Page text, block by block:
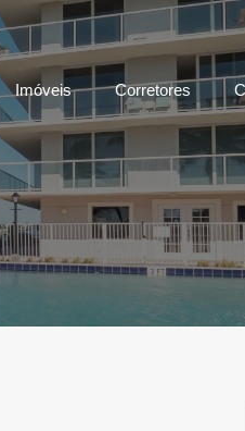
Imóveis Corretores